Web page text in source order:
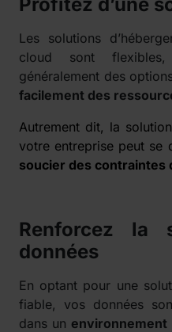
Les solutions
cloud sont
généralement des
facilement des
Autrement dit, la
votre entreprise peut se
soucier des contraintes
Renforcez la
données
En optant pour une
fiable, vos données
dans un environnement